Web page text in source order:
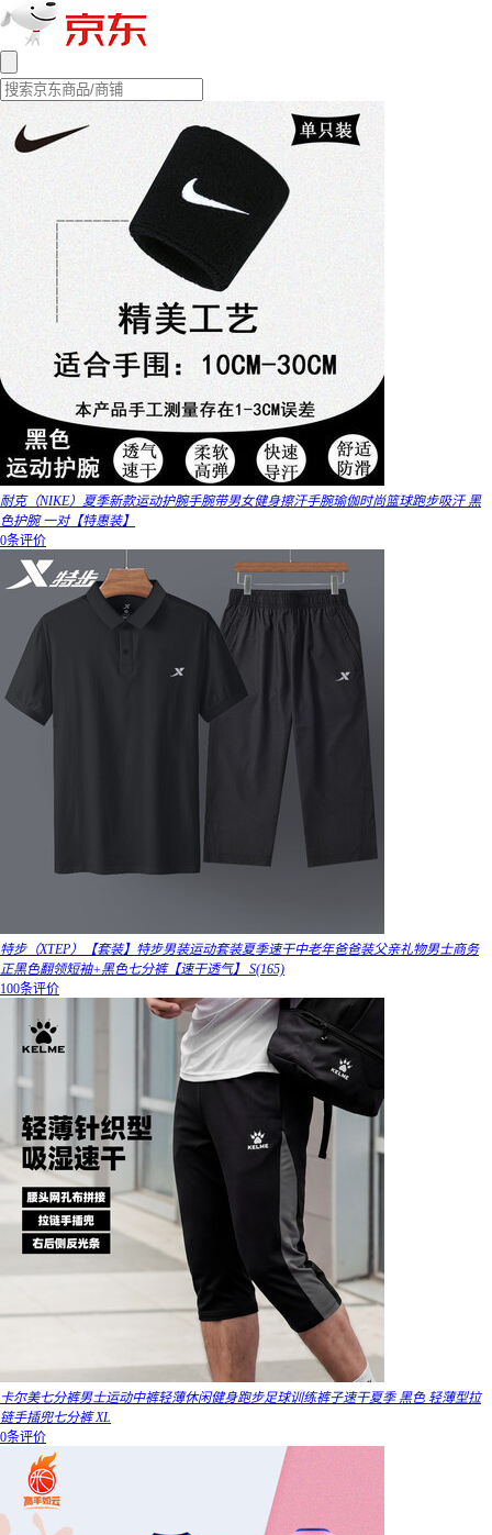
耐克（NIKE）夏季新款运动护腕手腕带男女健身擦汗手腕瑜伽时尚篮球跑步吸汗 黑
色护腕 一对【特惠装】
0条评价
特步（XTEP）【套装】特步男装运动套装夏季速干中老年爸爸装父亲礼物男士商务
正黑色翻领短袖+黑色七分裤【速干透气】 S(165)
100条评价
卡尔美七分裤男士运动中裤轻薄休闲健身跑步足球训练裤子速干夏季 黑色 轻薄型拉
链手插兜七分裤 XL
0条评价